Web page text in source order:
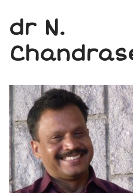
dr N.